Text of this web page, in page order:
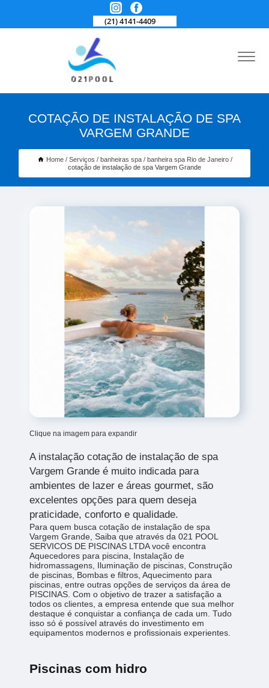
(21) 4141-4409
COTAÇÃO DE INSTALAÇÃO DE SPA
VARGEM GRANDE
Home Serviços banheiras spa
banheira spa Rio de Janeiro
cotação de instalação de spa Vargem Grande
Clique na imagem para expandir
A instalação cotação de instalação de spa
Vargem Grande é muito indicada para
ambientes de lazer e áreas gourmet, são
excelentes opções para quem deseja
praticidade, conforto e qualidade.
Para quem busca cotação de instalação de spa
Vargem Grande, Saiba que através da 021 POOL
SERVICOS DE PISCINAS LTDA você encontra
Aquecedores para piscina, Instalação de
hidromassagens, Iluminação de piscinas, Construção
de piscinas, Bombas e filtros, Aquecimento para
piscinas, entre outras opções de serviços da área de
PISCINAS. Com o objetivo de trazer a satisfação a
todos os clientes, a empresa entende que sua melhor
destaque é conquistar a confiança de cada um. Tudo
isso só é possível através do investimento em
equipamentos modernos e profissionais experientes.
Piscinas com hidro